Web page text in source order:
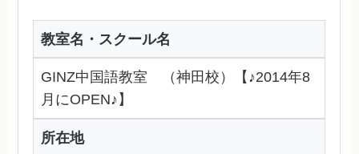
教室名・スクール名
GINZ中国語教室 （神田校）【♪2014年8
月にOPEN♪】
所在地